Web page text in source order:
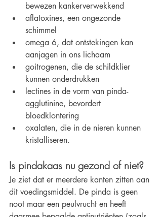
bewezen kankerverwekkend
aflatoxines, een ongezonde
schimmel
omega 6, dat ontstekingen kan
aanjagen in ons lichaam
goitrogenen, die de schildklier
kunnen onderdrukken
lectines in de vorm van pinda-
agglutinine, bevordert
bloedklontering
oxalaten, die in de nieren kunnen
kristalliseren.
Is pindakaas nu gezond of niet?
Je ziet dat er meerdere kanten zitten aan
dit voedingsmiddel. De pinda is geen
noot maar een peulvrucht en heeft